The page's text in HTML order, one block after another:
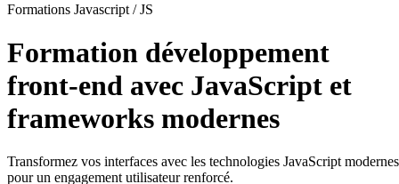
Formations Javascript / JS
Formation développement
front-end avec JavaScript et
frameworks modernes
Transformez vos interfaces avec les technologies JavaScript modernes
pour un engagement utilisateur renforcé.